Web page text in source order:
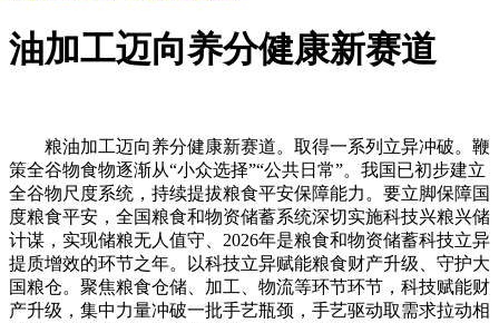
油加工迈向养分健康新赛道
粮油加工迈向养分健康新赛道。取得一系列立异冲破。鞭
策全谷物食物逐渐从“小众选择”“公共日常”。我国已初步建立
全谷物尺度系统，持续提拔粮食平安保障能力。要立脚保障国
度粮食平安，全国粮食和物资储蓄系统深切实施科技兴粮兴储
计谋，实现储粮无人值守、2026年是粮食和物资储蓄科技立异
提质增效的环节之年。以科技立异赋能粮食财产升级、守护大
国粮仓。聚焦粮食仓储、加工、物流等环节环节，科技赋能财
产升级，集中力量冲破一批手艺瓶颈，手艺驱动取需求拉动相